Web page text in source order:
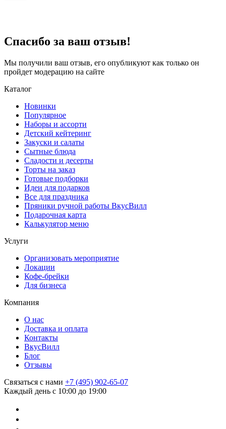
Спасибо за ваш отзыв!
Мы получили ваш отзыв, его опубликуют как только он
пройдет модерацию на сайте
Каталог
Новинки
Популярное
Наборы и ассорти
Детский кейтеринг
Закуски и салаты
Сытные блюда
Сладости и десерты
Торты на заказ
Готовые подборки
Идеи для подарков
Все для праздника
Пряники ручной работы ВкусВилл
Подарочная карта
Калькулятор меню
Услуги
Организовать мероприятие
Локации
Кофе-брейки
Для бизнеса
Компания
О нас
Доставка и оплата
Контакты
ВкусВилл
Блог
Отзывы
Связаться с нами +7 (495) 902-65-07
Каждый день с 10:00 до 19:00